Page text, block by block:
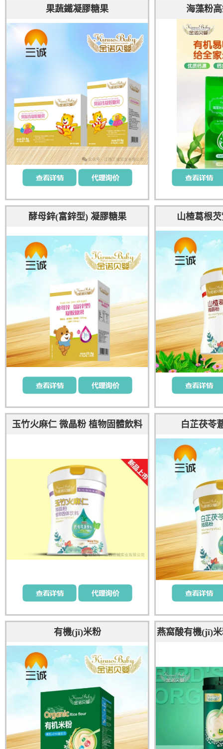
果蔬鐵凝膠糖果 海藻粉
酵母鋅(富鋅型) 凝膠糖果 山楂葛根
玉竹火麻仁 微晶粉 植物固體飲料 白芷茯苓
有機(jī)米粉
燕窩酸有機(jī)